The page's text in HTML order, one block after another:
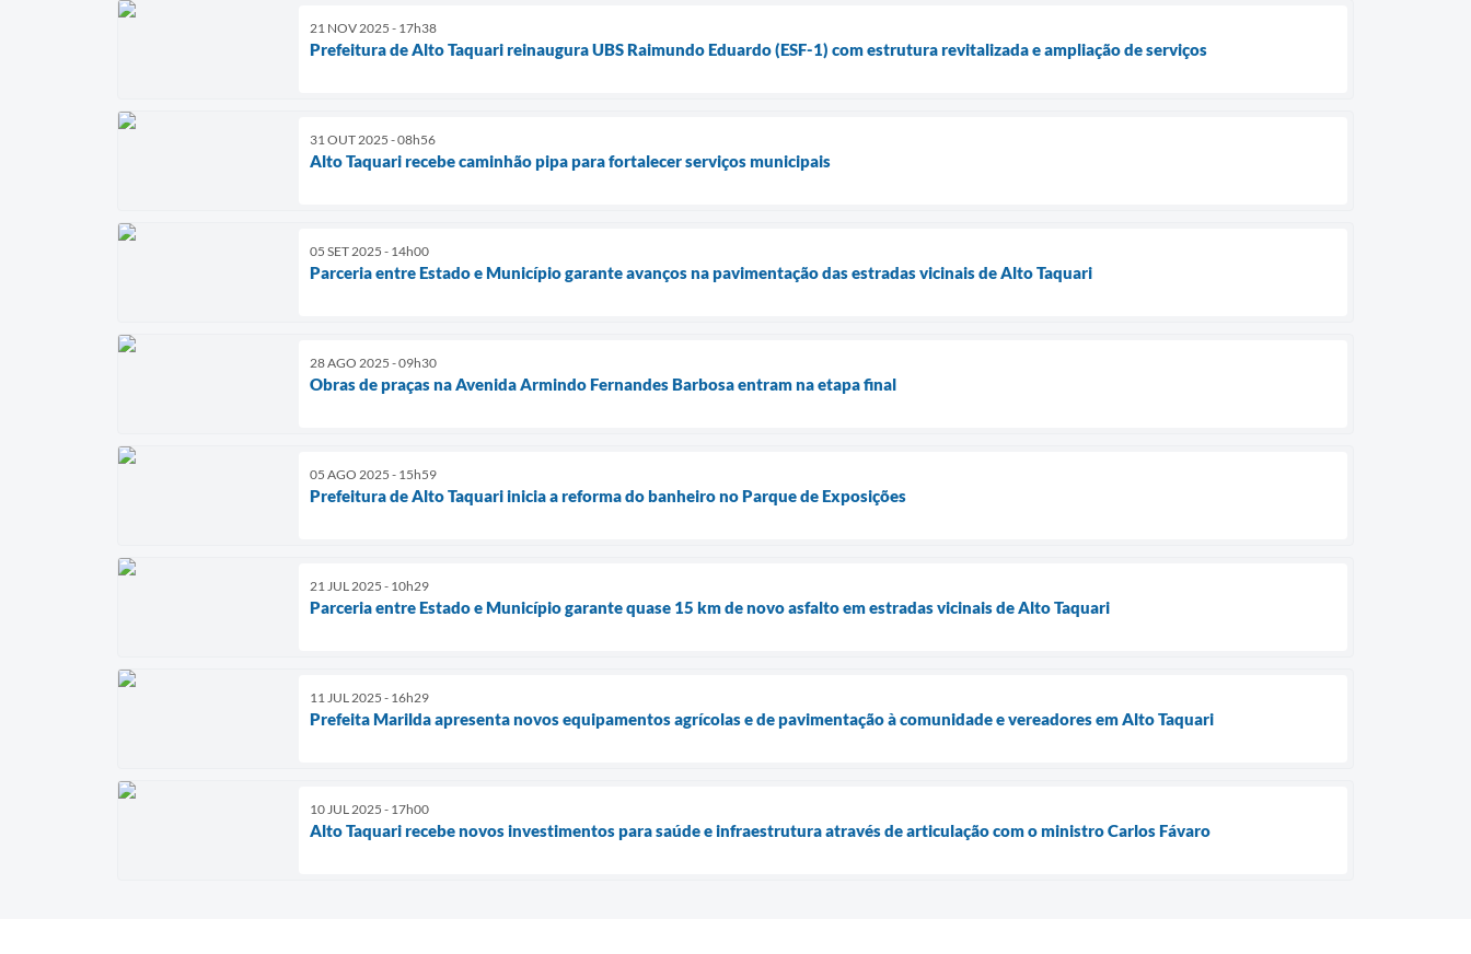
21 NOV 2025 - 17h38
Prefeitura de Alto Taquari reinaugura UBS Raimundo Eduardo (ESF-1) com estrutura revitalizada e ampliação de serviços
31 OUT 2025 - 08h56
Alto Taquari recebe caminhão pipa para fortalecer serviços municipais
05 SET 2025 - 14h00
Parceria entre Estado e Município garante avanços na pavimentação das estradas vicinais de Alto Taquari
28 AGO 2025 - 09h30
Obras de praças na Avenida Armindo Fernandes Barbosa entram na etapa final
05 AGO 2025 - 15h59
Prefeitura de Alto Taquari inicia a reforma do banheiro no Parque de Exposições
21 JUL 2025 - 10h29
Parceria entre Estado e Município garante quase 15 km de novo asfalto em estradas vicinais de Alto Taquari
11 JUL 2025 - 16h29
Prefeita Marilda apresenta novos equipamentos agrícolas e de pavimentação à comunidade e vereadores em Alto Taquari
10 JUL 2025 - 17h00
Alto Taquari recebe novos investimentos para saúde e infraestrutura através de articulação com o ministro Carlos Fávaro